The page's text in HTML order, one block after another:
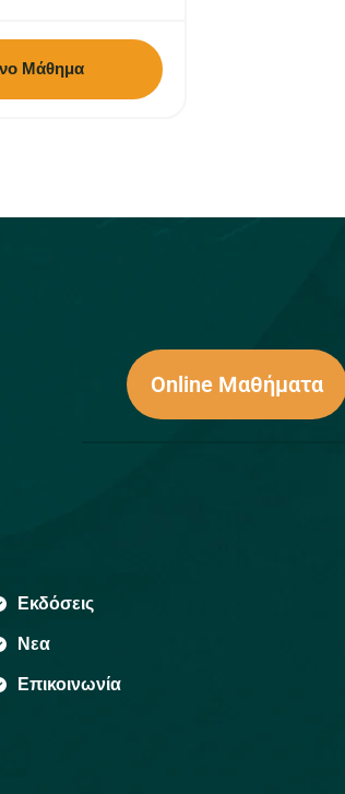
Μάθημα
Online Μαθήματα
Εκδόσεις
Νεα
Επικοινωνία